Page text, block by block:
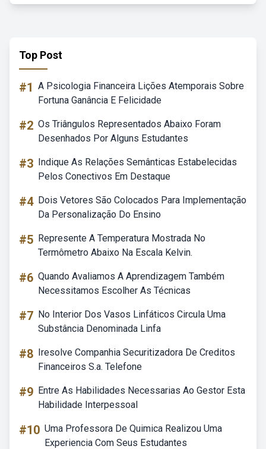
Top Post
#1 A Psicologia Financeira Lições Atemporais Sobre
Fortuna Ganância E Felicidade
#2 Os Triângulos Representados Abaixo Foram
Desenhados Por Alguns Estudantes
#3 Indique As Relações Semânticas Estabelecidas
Pelos Conectivos Em Destaque
#4 Dois Vetores São Colocados Para Implementação
Da Personalização Do Ensino
#5 Represente A Temperatura Mostrada No
Termômetro Abaixo Na Escala Kelvin.
#6 Quando Avaliamos A Aprendizagem Também
Necessitamos Escolher As Técnicas
#7 No Interior Dos Vasos Linfáticos Circula Uma
Substância Denominada Linfa
#8 Iresolve Companhia Securitizadora De Creditos
Financeiros S.a. Telefone
#9 Entre As Habilidades Necessarias Ao Gestor Esta
Habilidade Interpessoal
#10 Uma Professora De Quimica Realizou Uma
Experiencia Com Seus Estudantes